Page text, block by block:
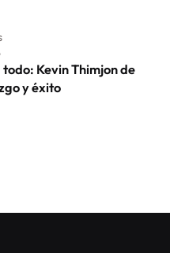
Kevin Thimjon de
y éxito